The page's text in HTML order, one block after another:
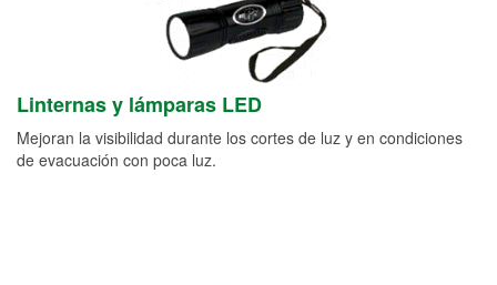
Linternas y lámparas LED
Mejoran la visibilidad durante los cortes de luz y en condiciones
de evacuación con poca luz.